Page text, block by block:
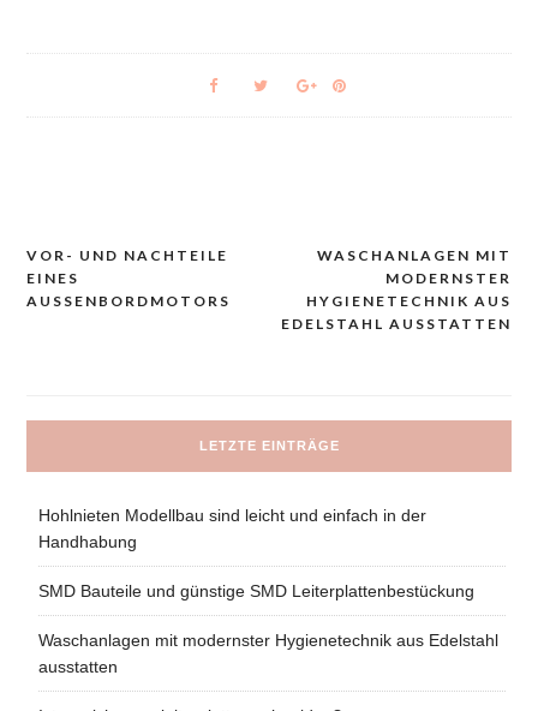
Navigacija
prispevka
VOR- UND NACHTEILE
EINES
AUSSENBORDMOTORS
WASCHANLAGEN MIT
MODERNSTER
HYGIENETECHNIK AUS
EDELSTAHL AUSSTATTEN
LETZTE EINTRÄGE
Hohlnieten Modellbau sind leicht und einfach in der
Handhabung
SMD Bauteile und günstige SMD Leiterplattenbestückung
Waschanlagen mit modernster Hygienetechnik aus Edelstahl
ausstatten